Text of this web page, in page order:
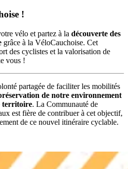
!
vélo et partez à la découverte des
grâce à la VéloCauchoise. Cet
des cyclistes et la valorisation de
vous !
partagée de faciliter les mobilités
de notre environnement
territoire. La Communauté de
est fière de contribuer à cet objectif,
de ce nouvel itinéraire cyclable.